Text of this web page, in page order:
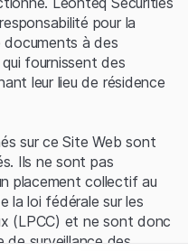
pour la
à des
fournissent des
leur lieu de résidence
sur ce Site Web sont
Ils ne sont pas
placement collectif au
la loi fédérale sur les
(LPCC) et ne sont donc
de surveillance des